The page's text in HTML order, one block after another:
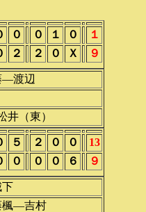
０ ０ １ ０
１
２ ２ ０ Ｘ ９
―渡辺
（東）
５ ２ ０ ０
13
０ ０ ０ ６ ９
下
楓―吉村